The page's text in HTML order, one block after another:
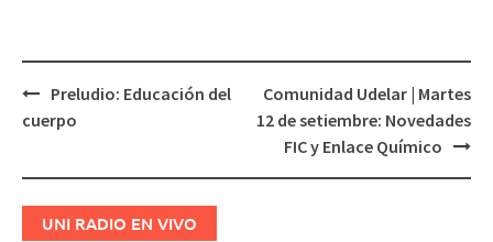
Navegación
Preludio: Educación del
cuerpo
Comunidad Udelar | Martes
12 de setiembre: Novedades
FIC y Enlace Químico
UNI RADIO EN VIVO